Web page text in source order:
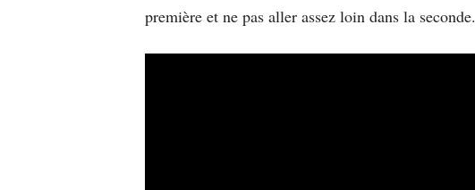
première et ne pas aller assez loin dans la seconde.